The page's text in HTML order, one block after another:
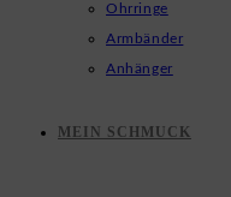
Ohrringe
Armbänder
Anhänger
MEIN SCHMUCK